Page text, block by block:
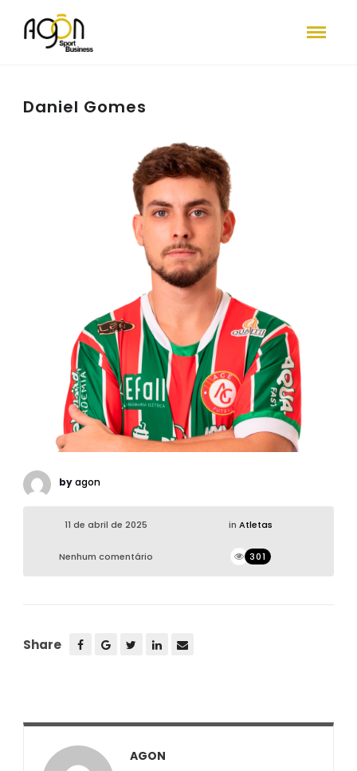
Daniel Gomes
byagon
11 de abril de 2025 in Atletas
Nenhum comentário 301
Share
AGON